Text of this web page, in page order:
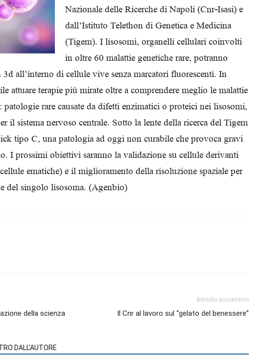
dei
Biologi
Nazionale delle Ricerche di Napoli (Cnr-Isasi) e
dall’Istituto Telethon di Genetica e Medicina
(Tigem). I lisosomi, organelli cellulari coinvolti
in oltre 60 malattie genetiche rare, potranno
3d all’interno di cellule vive senza marcatori fluorescenti. In
attuare terapie più mirate oltre a comprendere meglio le malattie
patologie rare causate da difetti enzimatici o proteici nei lisosomi,
il sistema nervoso centrale. Sotto la lente della ricerca del Tigem
tipo C, una patologia ad oggi non curabile che provoca gravi
I prossimi obiettivi saranno la validazione su cellule derivanti
ematiche) e il miglioramento della risoluzione spaziale per
del singolo lisosoma. (Agenbio)
della scienza
Articolo successivo
Il Cnr al lavoro sul “gelato del benessere”
DALL'AUTORE